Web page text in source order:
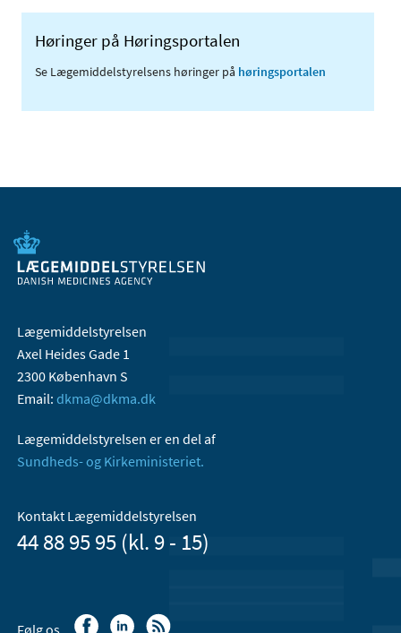
Høringer på Høringsportalen
Se Lægemiddelstyrelsens høringer på høringsportalen
Lægemiddelstyrelsen
Axel Heides Gade 1
2300 København S
Email: dkma@dkma.dk
Lægemiddelstyrelsen er en del af
Sundheds- og Kirkeministeriet.
Kontakt Lægemiddelstyrelsen
44 88 95 95 (kl. 9 - 15)
Følg os